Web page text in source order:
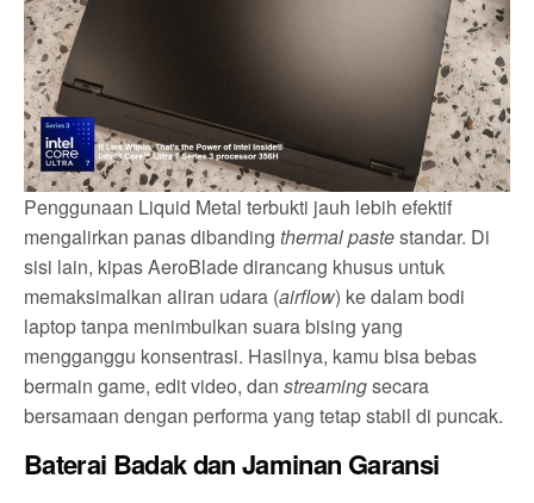
Penggunaan Liquid Metal terbukti jauh lebih efektif
mengalirkan panas dibandingthermal pastestandar. Di
sisi lain, kipas AeroBlade dirancang khusus untuk
memaksimalkan aliran udara (airflow) ke dalam bodi
laptop tanpa menimbulkan suara bising yang
mengganggu konsentrasi. Hasilnya, kamu bisa bebas
bermain game, edit video, danstreamingsecara
bersamaan dengan performa yang tetap stabil di puncak.
Baterai Badak dan Jaminan Garansi